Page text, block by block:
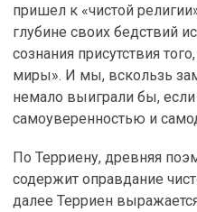
пришел к «чистой
глубине своих бедствий
сознания присутствия
миры». И мы, вскользь
немало выиграли бы,
самоуверенностью и
По Терриену, древняя
содержит оправдание
далее Терриен